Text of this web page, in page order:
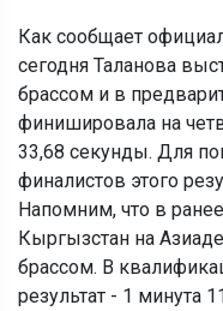
Как сообщает
сегодня Таланова
брассом и в
финишировала на
33,68 секунды. Для
финалистов этого
Напомним, что в
Кыргызстан на
брассом. В
результат - 1 минута